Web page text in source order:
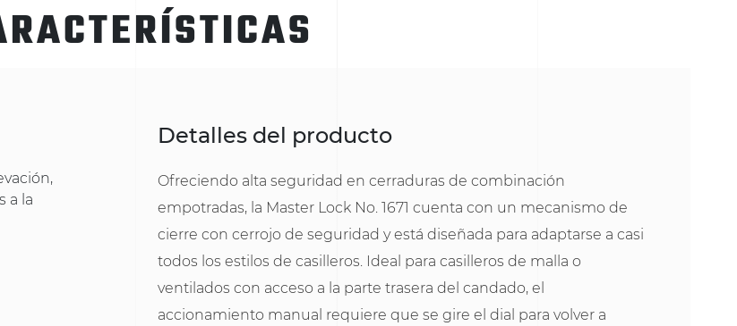
a la
Detalles del producto
Ofreciendo alta seguridad en cerraduras de combinación
empotradas, la Master Lock No. 1671 cuenta con un mecanismo de
cierre con cerrojo de seguridad y está diseñada para adaptarse a casi
todos los estilos de casilleros. Ideal para casilleros de malla o
ventilados con acceso a la parte trasera del candado, el
accionamiento manual requiere que se gire el dial para volver a